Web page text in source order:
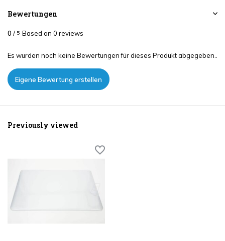
Bewertungen
0 / 5 Based on 0 reviews
Es wurden noch keine Bewertungen für dieses Produkt abgegeben..
Eigene Bewertung erstellen
Previously viewed